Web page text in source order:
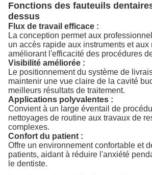
Fonctions des fauteuils
dessus
Flux de travail efficace :
La conception permet aux
un accès rapide aux instruments et aux
améliorant l'efficacité des procédures
Visibilité améliorée :
Le positionnement du système de
maintenir une vue claire de la cavité
meilleurs résultats de traitement.
Applications polyvalentes :
Convient à un large éventail de
nettoyages de routine aux travaux de
complexes.
Confort du patient :
Offre un environnement confortable et
patients, aidant à réduire l'anxiété
le dentiste.